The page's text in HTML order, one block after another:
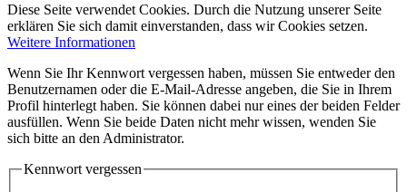
Diese Seite verwendet Cookies. Durch die Nutzung unserer Seite
erklären Sie sich damit einverstanden, dass wir Cookies setzen.
Weitere Informationen
Wenn Sie Ihr Kennwort vergessen haben, müssen Sie entweder den
Benutzernamen oder die E-Mail-Adresse angeben, die Sie in Ihrem
Profil hinterlegt haben. Sie können dabei nur eines der beiden Felder
ausfüllen. Wenn Sie beide Daten nicht mehr wissen, wenden Sie
sich bitte an den Administrator.
Kennwort vergessen